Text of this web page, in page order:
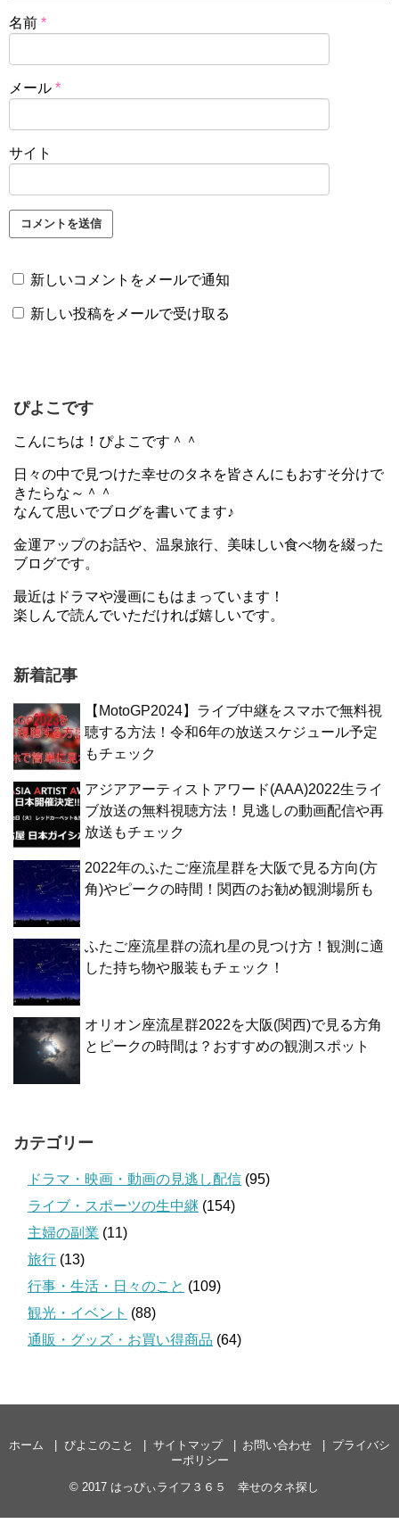
名前 *
メール *
サイト
新しいコメントをメールで通知
新しい投稿をメールで受け取る
ぴよこです
こんにちは！ぴよこです＾＾
日々の中で見つけた幸せのタネを皆さんにもおすそ分けで
きたらな～＾＾
なんて思いでブログを書いてます♪
金運アップのお話や、温泉旅行、美味しい食べ物を綴った
ブログです。
最近はドラマや漫画にもはまっています！
楽しんで読んでいただければ嬉しいです。
新着記事
【MotoGP2024】ライブ中継をスマホで無料視
聴する方法！令和6年の放送スケジュール予定
もチェック
アジアアーティストアワード(AAA)2022生ライ
ブ放送の無料視聴方法！見逃しの動画配信や再
放送もチェック
2022年のふたご座流星群を大阪で見る方向(方
角)やピークの時間！関西のお勧め観測場所も
ふたご座流星群の流れ星の見つけ方！観測に適
した持ち物や服装もチェック！
オリオン座流星群2022を大阪(関西)で見る方角
とピークの時間は？おすすめの観測スポット
カテゴリー
ドラマ・映画・動画の見逃し配信 (95)
ライブ・スポーツの生中継 (154)
主婦の副業 (11)
旅行 (13)
行事・生活・日々のこと (109)
観光・イベント (88)
通販・グッズ・お買い得商品 (64)
ホーム ぴよこのこと サイトマップ お問い合わせ
プライバシ
ーポリシー
© 2017 はっぴぃライフ３６５ 幸せのタネ探し